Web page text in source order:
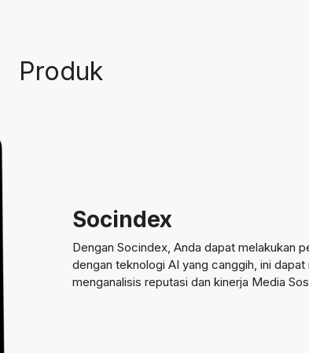
Produk
Socindex
Dengan Socindex, Anda dapat melakukan
dengan teknologi AI yang canggih, ini
menganalisis reputasi dan kinerja Media